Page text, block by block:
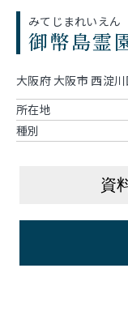
みてじまれいえん
御幣島霊
大阪府 大阪市 西淀
所在地
種別
資